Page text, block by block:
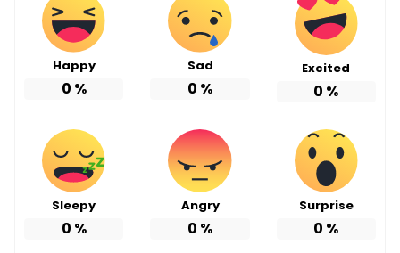
Happy
0 %
Sad
0 %
Excited
0 %
Sleepy
0 %
Angry
0 %
Surprise
0 %